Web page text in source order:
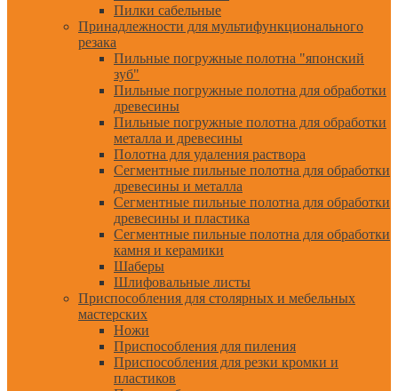
Пилки сабельные
Принадлежности для мультифункционального
резака
Пильные погружные полотна "японский
зуб"
Пильные погружные полотна для обработки
древесины
Пильные погружные полотна для обработки
металла и древесины
Полотна для удаления раствора
Сегментные пильные полотна для обработки
древесины и металла
Сегментные пильные полотна для обработки
древесины и пластика
Сегментные пильные полотна для обработки
камня и керамики
Шаберы
Шлифовальные листы
Приспособления для столярных и мебельных
мастерских
Ножи
Приспособления для пиления
Приспособления для резки кромки и
пластиков